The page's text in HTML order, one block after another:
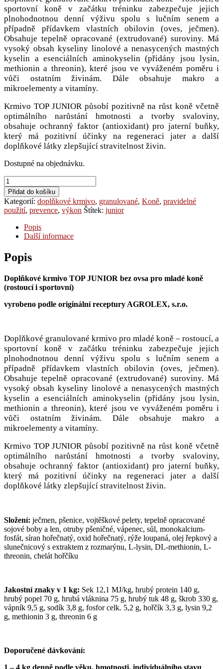
sportovní koně v začátku tréninku zabezpečuje jejich
plnohodnotnou denní výživu spolu s lučním senem a
případně přídavkem vlastních obilovin (oves, ječmen).
Obsahuje tepelně opracované (extrudované) suroviny. Má
vysoký obsah kyseliny linolové a nenasycených mastných
kyselin a esenciálních aminokyselin (přidány jsou lysin,
methionin a threonin), které jsou ve vyváženém poměru i
vůči ostatním živinám. Dále obsahuje makro a
mikroelementy a vitamíny.
Krmivo TOP JUNIOR působí pozitivně na růst koně včetně
optimálního narůstání hmotnosti a tvorby svaloviny,
obsahuje ochranný faktor (antioxidant) pro jaterní buňky,
který má pozitivní účinky na regeneraci jater a další
doplňkové látky zlepšující stravitelnost živin.
Dostupné na objednávku.
Granulované
krmivo
pro
koně
TOP
JUNIOR
množství
Přidat do košíku
Kategorií: doplňkové krmivo, granulované, Koně, pravidelné
použití, prevence, výkon Štítek: junior
Popis
Další informace
Popis
Doplňkové krmivo TOP JUNIOR bez ovsa pro mladé koně
(rostoucí i sportovní)
vyrobeno podle originální receptury AGROLEX, s.r.o.
Doplňkové granulované krmivo pro mladé koně – rostoucí, a
sportovní koně v začátku tréninku zabezpečuje jejich
plnohodnotnou denní výživu spolu s lučním senem a
případně přídavkem vlastních obilovin (oves, ječmen).
Obsahuje tepelně opracované (extrudované) suroviny. Má
vysoký obsah kyseliny linolové a nenasycených mastných
kyselin a esenciálních aminokyselin (přidány jsou lysin,
methionin a threonin), které jsou ve vyváženém poměru i
vůči ostatním živinám. Dále obsahuje makro a
mikroelementy a vitamíny.
Krmivo TOP JUNIOR působí pozitivně na růst koně včetně
optimálního narůstání hmotnosti a tvorby svaloviny,
obsahuje ochranný faktor (antioxidant) pro jaterní buňky,
který má pozitivní účinky na regeneraci jater a další
doplňkové látky zlepšující stravitelnost živin.
Složení: ječmen, pšenice, vojtěškové pelety, tepelně opracované
sojové boby a len, otruby pšeničné, vápenec, sůl, monokalcium-
fosfát, síran hořečnatý, oxid hořečnatý, rýže loupaná, olej řepkový a
slunečnicový s extraktem z rozmarýnu, L-lysin, DL-methionin, L-
threonin, chelát hořčíku
Jakostní znaky v 1 kg: Sek 12,1 MJ/kg, hrubý protein 140 g,
hrubý popel 70 g, hrubá vláknina 75 g, hrubý tuk 48 g, škrob 330 g,
vápník 9,5 g, sodík 3,8 g, fosfor celk. 5,2 g, hořčík 3,3 g, lysin 9,2
g, methionin 3 g, threonin 6 g
Doporučené dávkování:
1 – 4 kg denně podle věku, hmotnosti, individuálního stavu